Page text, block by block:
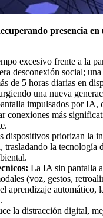
presencia
excesivo frente a la
desconexión social; una
de 5 horas diarias en
una nueva
impulsados ​​por IA,
conexiones más
dispositivos priorizan la
trasladando la tecnología
La IA sin pantalla
(voz, gestos,
aprendizaje automático,
la distracción digital,